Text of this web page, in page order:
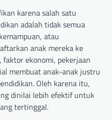
karena salah satu
adalah tidak semua
atau
anak mereka ke
faktor ekonomi, pekerjaan
membuat anak-anak justru
Oleh karena itu,
dinilai lebih efektif untuk
tertinggal.